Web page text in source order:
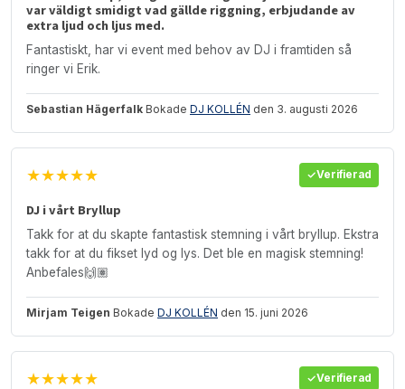
var väldigt smidigt vad gällde riggning, erbjudande av
extra ljud och ljus med.
Fantastiskt, har vi event med behov av DJ i framtiden så
ringer vi Erik.
Sebastian Hägerfalk Bokade DJ KOLLÉN den 3. augusti 2026
★★★★★ Verifierad
DJ i vårt Bryllup
Takk for at du skapte fantastisk stemning i vårt bryllup. Ekstra
takk for at du fikset lyd og lys. Det ble en magisk stemning!
Anbefales🙌🏽
Mirjam Teigen Bokade DJ KOLLÉN den 15. juni 2026
★★★★★ Verifierad